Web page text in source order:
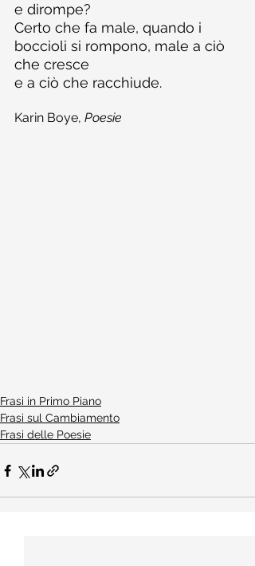
e dirompe?
Certo che fa male, quando i
boccioli si rompono, male a ciò
che cresce
e a ciò che racchiude.
Karin Boye, Poesie
Frasi in Primo Piano
Frasi sul Cambiamento
Frasi delle Poesie